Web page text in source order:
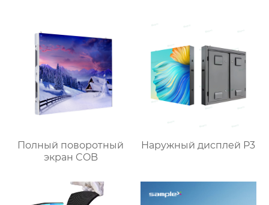
Полный поворотный
экран COB
Наружный дисплей P3